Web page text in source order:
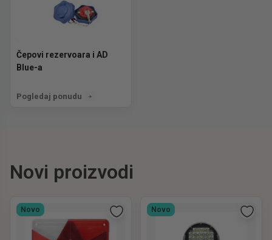
Čepovi rezervoara i AD
Blue-a
Pogledaj ponudu
Novi proizvodi
Novo Novo